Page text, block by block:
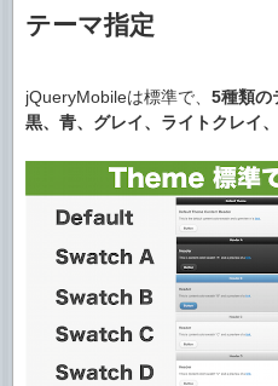
テーマ指定
jQueryMobileは標準で、 5種類の
黒、青、グレイ、ライトクレイ